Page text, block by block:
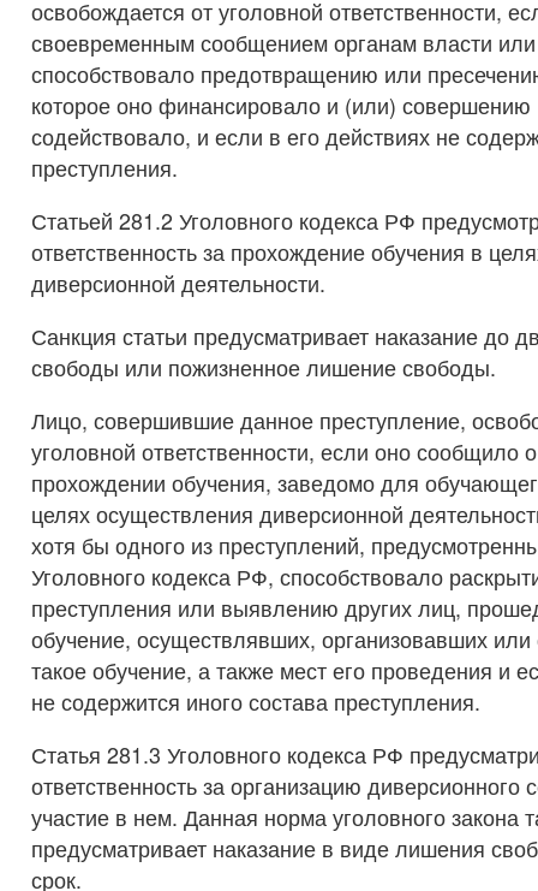
освобождается от уголовной ответственности,
своевременным сообщением органам власти
способствовало предотвращению или
которое оно финансировало и (или) совершению
содействовало, и если в его действиях не
преступления.
Статьей 281.2 Уголовного кодекса РФ
ответственность за прохождение обучения в
диверсионной деятельности.
Санкция статьи предусматривает наказание до
свободы или пожизненное лишение свободы.
Лицо, совершившие данное преступление,
уголовной ответственности, если оно сообщило
прохождении обучения, заведомо для
целях осуществления диверсионной
хотя бы одного из преступлений,
Уголовного кодекса РФ, способствовало
преступления или выявлению других лиц,
обучение, осуществлявших, организовавших
такое обучение, а также мест его проведения и
не содержится иного состава преступления.
Статья 281.3 Уголовного кодекса РФ
ответственность за организацию диверсионного
участие в нем. Данная норма уголовного закона
предусматривает наказание в виде лишения
срок.